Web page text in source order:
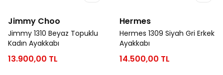
Jimmy Choo
Jimmy 1310 Beyaz Topuklu
Kadın Ayakkabı
13.900,00 TL
Hermes
Hermes 1309 Siyah Gri Erkek
Ayakkabı
14.500,00 TL